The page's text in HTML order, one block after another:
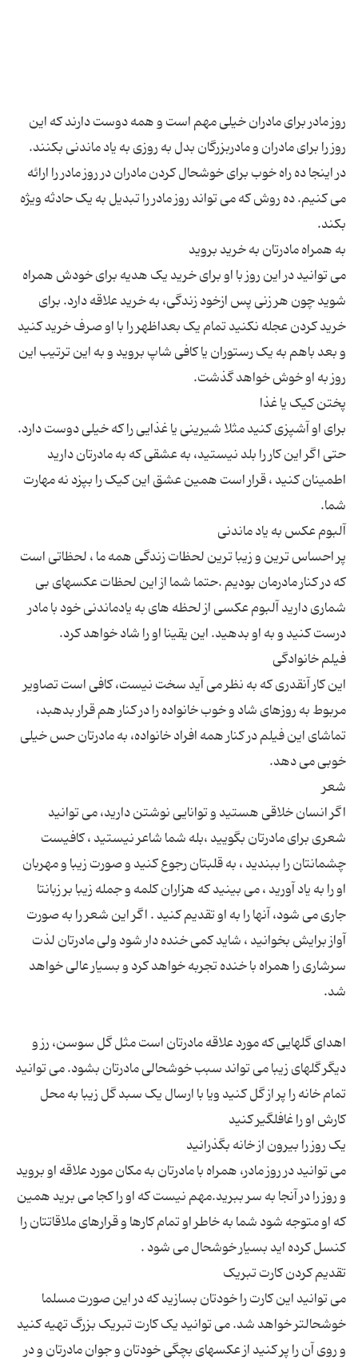
روز مادر برای مادران خیلی مهم است و همه دوست دارند که این
در اینجا ده راه خوب برای خوشحال کردن مادران در روز مادر را ارائه
می کنیم. ده روش که می تواند روز مادر را تبدیل به یک حادثه ویژه
می توانید در این روز با او برای خرید یک هدیه برای خودش همراه
شوید چون هر زنی پس ازخود زندگی، به خرید علاقه دارد. برای
خرید کردن عجله نکنید تمام یک بعداظهر را با او صرف خرید کنید
و بعد باهم به یک رستوران یا کافی شاپ بروید و به این ترتیب این
برای او آشپزی کنید مثلا شیرینی یا غذایی را که خیلی دوست دارد.
حتی اگر این کار را بلد نیستید، به عشقی که به مادرتان دارید
اطمینان کنید ، قرار است همین عشق این کیک را بپزد نه مهارت
پر احساس ترین و زیبا ترین لحظات زندگی همه ما ، لحظاتی است
که در کنار مادرمان بودیم .حتما شما از این لحظات عکسهای بی
شماری دارید آلبوم عکسی از لحظه های به یادماندنی خود با مادر
این کار آنقدری که به نظر می آید سخت نیست، کافی است تصاویر
مربوط به روزهای شاد و خوب خانواده را در کنار هم قرار بدهبد،
تماشای این فیلم در کنار همه افراد خانواده، به مادرتان حس خیلی
اگر انسان خلاقی هستید و توانایی نوشتن دارید، می توانید
شعری برای مادرتان بگویید ،بله شما شاعر نیستید ، کافیست
چشمانتان را ببندید ، به قلبتان رجوع کنید و صورت زیبا و مهربان
او را به یاد آورید ، می بینید که هزاران کلمه و جمله زیبا بر زبانتا
جاری می شود، آنها را به او تقدیم کنید . اگر این شعر را به صورت
آواز برایش بخوانید ، شاید کمی خنده دار شود ولی مادرتان لذت
سرشاری را همراه با خنده تجربه خواهد کرد و بسیار عالی خواهد
اهدای گلهایی که مورد علاقه مادرتان است مثل گل سوسن، رز و
دیگر گلهای زیبا می تواند سبب خوشحالی مادرتان بشود. می توانید
تمام خانه را پر از گل کنید ویا با ارسال یک سبد گل زیبا به محل
می توانید در روز مادر، همراه با مادرتان به مکان مورد علاقه او بروید
و روز را در آنجا به سر ببرید.مهم نیست که او را کجا می برید همین
که او متوجه شود شما به خاطر او تمام کارها و قرارهای ملاقاتتان را
می توانید این کارت را خودتان بسازید که در این صورت مسلما
خوشحالتر خواهد شد. می توانید یک کارت تبریک بزرگ تهیه کنید
و روی آن را پر کنید از عکسهای بچگی خودتان و جوان مادرتان و در